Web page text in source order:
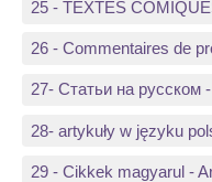
25 - TEXTES
26 - Commentaires de
27- Статьи на русском
28- artykuły w języku
29 - Cikkek magyarul -